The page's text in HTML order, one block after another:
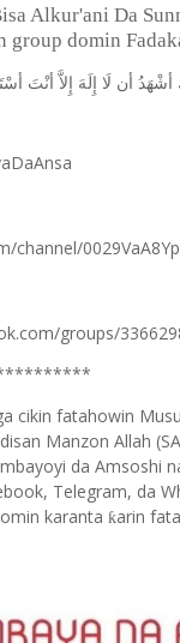
Alkur'ani Da
group domin
ﺃﺷْﻬَﺪُ ﺃﻥ ﻟَﺎ ﺇِﻟَﻪَ ﺇِﻻَّ ﺃﻧْﺖَ
channel/
groups/
cikin fatahowin
Manzon Allah
da Amsoshi
Telegram, da
karanta ƙarin